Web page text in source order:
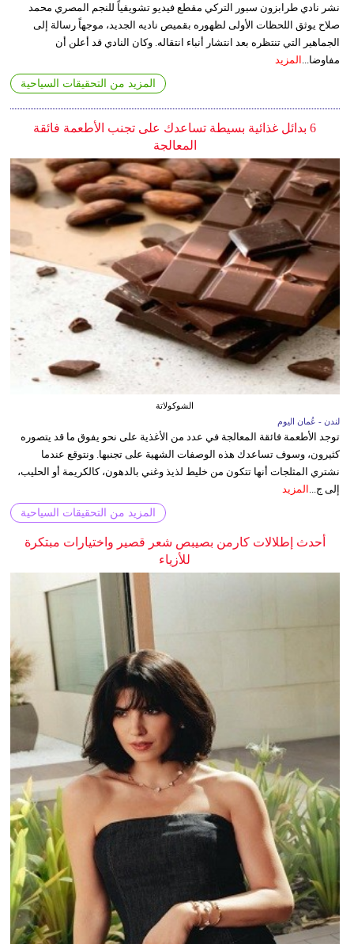
نشر نادي طرابزون سبور التركي مقطع فيديو تشويقياً للنجم المصري محمد
صلاح يوثق اللحظات الأولى لظهوره بقميص ناديه الجديد، موجهاً رسالة إلى
الجماهير التي تنتظره بعد انتشار أنباء انتقاله. وكان النادي قد أعلن أن
مفاوضا... المزيد
المزيد من التحقيقات السياحية
6 بدائل غذائية بسيطة تساعدك على تجنب الأطعمة فائقة
المعالجة
الشوكولاتة
لندن - عُمان اليوم
توجد الأطعمة فائقة المعالجة في عدد من الأغذية على نحو يفوق ما قد يتصوره
كثيرون، وسوف تساعدك هذه الوصفات الشهية على تجنبها. ونتوقع عندما
نشتري المثلجات أنها تتكون من خليط لذيذ وغني بالدهون، كالكريمة أو الحليب،
إلى ج... المزيد
المزيد من التحقيقات السياحية
أحدث إطلالات كارمن بصيبص شعر قصير واختيارات مبتكرة
للأزياء